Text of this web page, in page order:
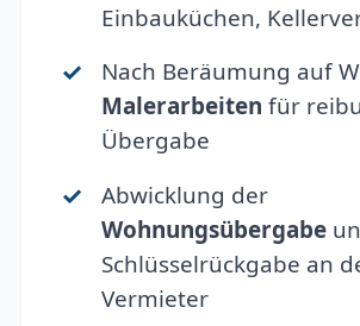
Einbauküchen,
Nach Beräumung auf
Malerarbeiten für
Übergabe
Abwicklung der
Wohnungsübergabe
Schlüsselrückgabe an
Vermieter